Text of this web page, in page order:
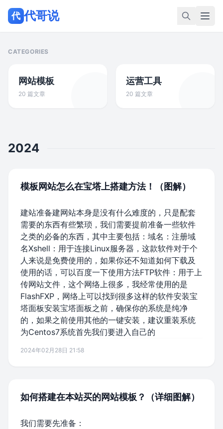
代 代哥说
CATEGORIES
网站模板
20 篇文章
运营工具
20 篇文章
2024
模板网站怎么在宝塔上搭建方法！（图解）
建站准备建网站本身是没有什么难度的，只是配套
需要的东西有些繁琐，我们需要提前准备一些软件
之类的必备的东西，其中主要包括：域名：注册域
名Xshell：用于连接Linux服务器，这款软件对于个
人来说是免费使用的，如果你还不知道如何下载及
使用的话，可以百度一下使用方法FTP软件：用于上
传网站文件，这个网络上很多，我经常使用的是
FlashFXP，网络上可以找到很多这样的软件安装宝
塔面板安装宝塔面板之前，确保你的系统是纯净
的，如果之前使用其他的一键安装，建议重装系统
为Centos7系统首先我们要进入自己的
2024年02月28日 21:58
如何搭建在本站买的网站模板？（详细图解）
我们需要先准备：